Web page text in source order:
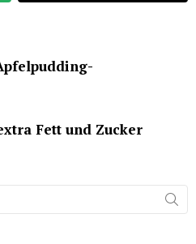
Fett und Zucker